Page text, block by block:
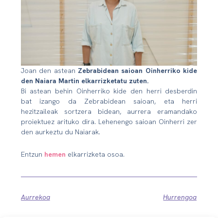
Joan den astean Zebrabidean saioan Oinherriko kide
den Naiara Martin elkarrizketatu zuten.
Bi astean behin Oinherriko kide den herri desberdin
bat izango da Zebrabidean saioan, eta herri
hezitzaileak sortzera bidean, aurrera eramandako
proiektuez arituko dira. Lehenengo saioan Oinherri zer
den aurkeztu du Naiarak.
Entzun hemen elkarrizketa osoa.
Aurrekoa Hurrengoa